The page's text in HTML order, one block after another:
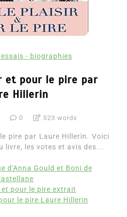
essais - biographies
et pour le pire par
Hillerin
0 523 words
pire par Laure Hillerin. Voici
livre, les votes et avis des...
d'Anna Gould et Boni de
pour le pire extrait
le pire Laure Hillerin